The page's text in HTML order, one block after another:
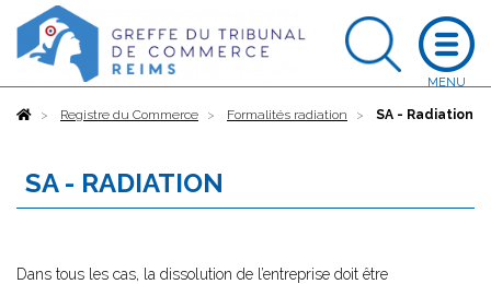
AccueilRegistre du Commerce Formalités radiation SA - Radiation
SA - RADIATION
Dans tous les cas, la dissolution de l’entreprise doit être